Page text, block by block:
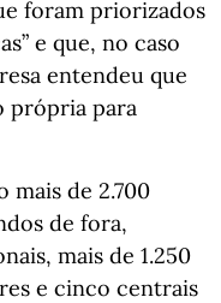
foram priorizados
e que, no caso
entendeu que
própria para
mais de 2.700
de fora,
mais de 1.250
e cinco centrais